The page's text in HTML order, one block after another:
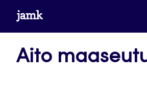
Siirrywww.jamk.fi
Aito